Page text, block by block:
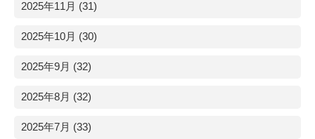
2025年11月 (31)
2025年10月 (30)
2025年9月 (32)
2025年8月 (32)
2025年7月 (33)